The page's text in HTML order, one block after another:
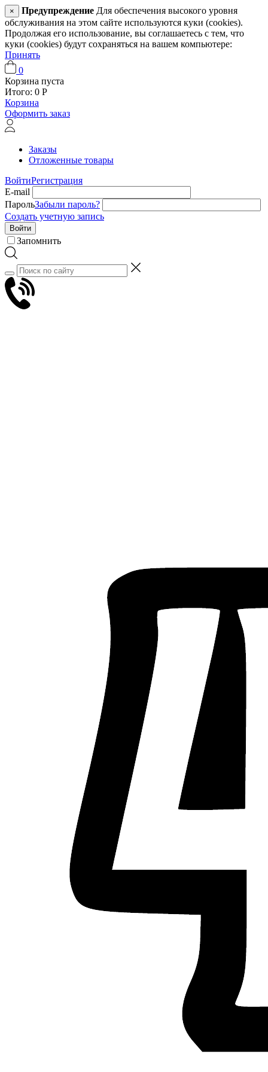
× Предупреждение Для обеспечения высокого уровня
обслуживания на этом сайте используются куки (cookies).
Продолжая его использование, вы соглашаетесь с тем, что
куки (cookies) будут сохраняться на вашем компьютере:
Принять
0
Корзина пуста
Итого: 0 Р
Корзина
Оформить заказ
Заказы
Отложенные товары
ВойтиРегистрация
E-mail
ПарольЗабыли пароль?
Создать учетную запись
Войти
Запомнить